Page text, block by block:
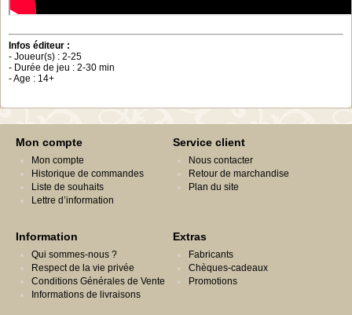
Infos éditeur :
- Joueur(s) : 2-25
- Durée de jeu : 2-30 min
- Age : 14+
Mon compte
Mon compte
Historique de commandes
Liste de souhaits
Lettre d’information
Service client
Nous contacter
Retour de marchandise
Plan du site
Information
Qui sommes-nous ?
Respect de la vie privée
Conditions Générales de Vente
Informations de livraisons
Extras
Fabricants
Chèques-cadeaux
Promotions